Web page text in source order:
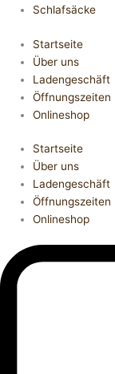
Schlafsäcke
Startseite
Über uns
Ladengeschäft
Öffnungszeiten
Onlineshop
Startseite
Über uns
Ladengeschäft
Öffnungszeiten
Onlineshop